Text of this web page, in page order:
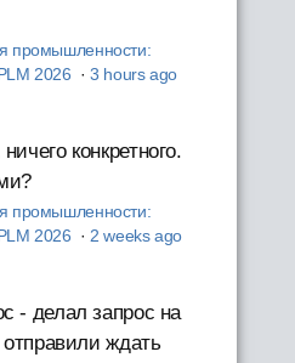
промышленности:
2026 ·3 hours ago
конкретного.
промышленности:
2026 · 2 weeks ago
- делал запрос на
отправили ждать